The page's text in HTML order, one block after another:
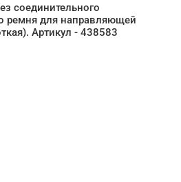
соединительного
ремня для направляющей
Артикул - 438583